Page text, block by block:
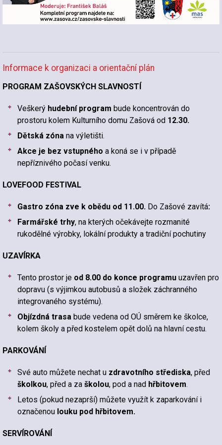
Informace k organizaci a orientační plán
PROGRAM ZAŠOVSKÝCH SLAVNOSTÍ
Veškerý hudební program bude koncentrován do
prostoru kolem Kulturního domu Zašová od 12.30.
Dětská zóna na výletišti.
Akce je bez vstupného a koná se i v případě
nepříznivého počasí venku.
LOVEFOOD FESTIVAL
Gastro zóna zve k obědu od 11.00. Do Zašové zavítá:
Farmářské trhy, na kterých očekávejte rozmanité
rukodělné výrobky, lokální produkty a tradiční pochutiny
UZAVÍRKA
Tento prostor je od 8.00 do konce programu uzavřen pro
dopravu (s výjimkou autobusů a složek záchranného
integrovaného systému).
Objízdná trasa bude vedena od OÚ směrem ke školce,
kolem školy a před kostelem opět dolů na hlavní cestu.
PARKOVÁNÍ
Své auto můžete nechat u zdravotního střediska, před
školkou, před a za školou, pod a nad hřbitovem.
Letos (pokud nezaprší) můžete využít k zaparkování i
označenou louku pod hřbitovem.
SERVÍROVÁNÍ